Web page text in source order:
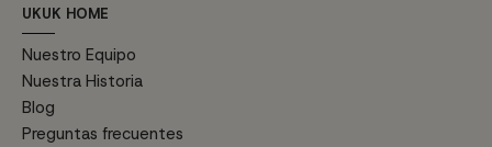
UKUK HOME
Nuestro Equipo
Nuestra Historia
Blog
Preguntas frecuentes